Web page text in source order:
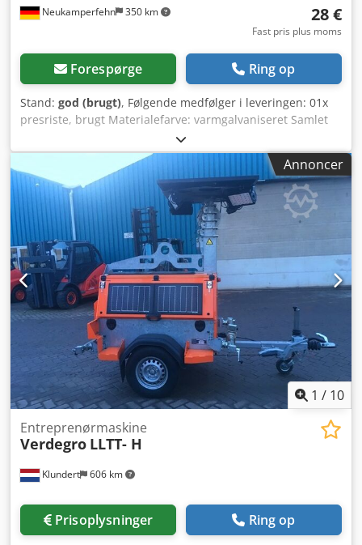
Neukamperfehn 350 km 28 €
Fast pris plus moms
Forespørge Ring op
Stand: god (brugt), Følgende medfølger i leveringen: 01x
presriste, brugt Materialefarve: varmgalvaniseret Samlet
dybde: 990 mm (bærestavsretning) Samlet bredde: 1.195
mm (tværstavsretning) Bærestavsmål: 40/2,0 mm
Rammehøjde: 40 mm Maskemål: 100 x 100 mm Vægt: ca.
11,07 kg pr. stk. Intern betegnelse: L Bemærkning: -
Rammen er ombukket indad på alle sider. - Ristene kan
have skader, ridser, buler, svejsesøm osv. Dcsdpfsnbfhasx
Adtjk Generelle oplysninger om varen: Denne vare tilbydes
kun til afhentning. Ønskes der transport eller forsendelse
af denne vare, vil der pålægges ekstra omkostninger, som
kan oplyses særskilt alt efter leveringssted og omfang.
Annoncer
1 / 10
Klundert 606 km
Entreprenørmaskine
Verdegro LLTT- H
Prisoplysninger Ring op